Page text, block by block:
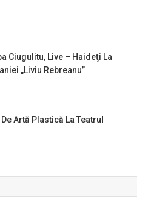
Ciugulitu, Live – Haideţi La
„Liviu Rebreanu”
Artă Plastică La Teatrul